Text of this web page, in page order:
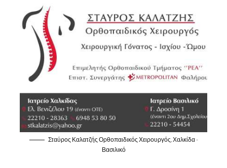
Σταύρος Καλατζής Ορθοπαιδικός Χειρουργός, Χαλκίδα -
Βασιλικό